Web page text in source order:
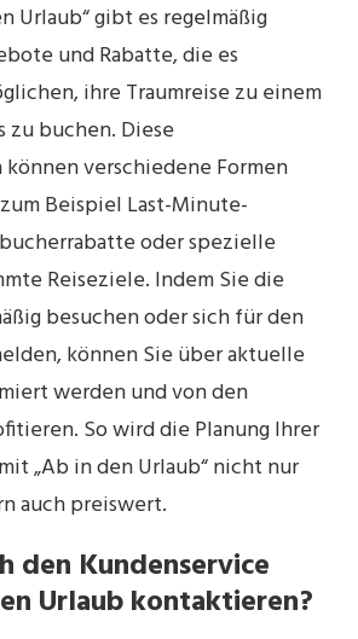
Urlaub“ gibt es regelmäßig
und Rabatte, die es
ihre Traumreise zu einem
buchen. Diese
verschiedene Formen
Beispiel Last-Minute-
oder spezielle
Reiseziele. Indem Sie die
besuchen oder sich für den
können Sie über aktuelle
werden und von den
So wird die Planung Ihrer
„Ab in den Urlaub“ nicht nur
auch preiswert.
den Kundenservice
Urlaub kontaktieren?